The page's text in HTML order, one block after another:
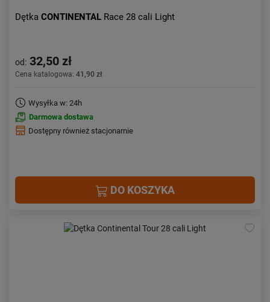
Dętka CONTINENTAL Race 28 cali Light
od: 32,50 zł
Cena katalogowa: 41,90 zł
Wysyłka w: 24h
Darmowa dostawa
Dostępny również stacjonarnie
DO KOSZYKA